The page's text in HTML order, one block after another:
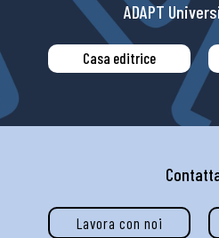
ADAPT
Casa editrice
Lavora con noi